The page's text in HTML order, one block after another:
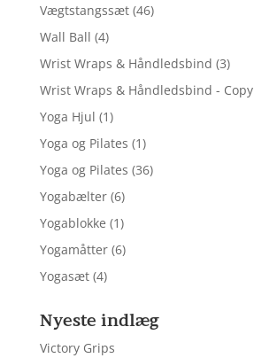
Vægtstangssæt (46)
Wall Ball (4)
Wrist Wraps & Håndledsbind (3)
Wrist Wraps & Håndledsbind - Copy
Yoga Hjul (1)
Yoga og Pilates (1)
Yoga og Pilates (36)
Yogabælter (6)
Yogablokke (1)
Yogamåtter (6)
Yogasæt (4)
Nyeste indlæg
Victory Grips